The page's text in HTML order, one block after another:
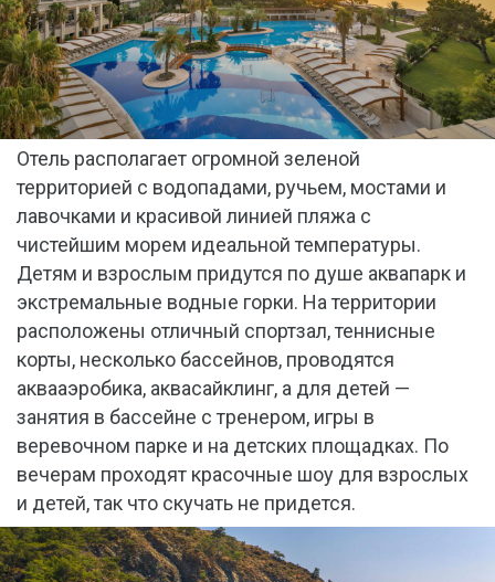
Отель располагает огромной зеленой
территорией с водопадами, ручьем, мостами и
лавочками и красивой линией пляжа с
чистейшим морем идеальной температуры.
Детям и взрослым придутся по душе аквапарк и
экстремальные водные горки. На территории
расположены отличный спортзал, теннисные
корты, несколько бассейнов, проводятся
аквааэробика, аквасайклинг, а для детей —
занятия в бассейне с тренером, игры в
веревочном парке и на детских площадках. По
вечерам проходят красочные шоу для взрослых
и детей, так что скучать не придется.